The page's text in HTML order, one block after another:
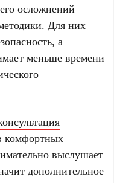
осложнений
Для них
а
меньше времени
комфортных
выслушает
дополнительное